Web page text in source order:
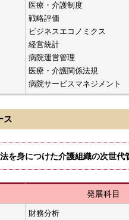
医療・介護制度
戦略評価
ビジネスエコノミクス
経営統計
病院運営管理
医療・介護関係法規
病院サービスマネジメント
ス
を身につけた介護組織の次世代
発展科目
財務分析